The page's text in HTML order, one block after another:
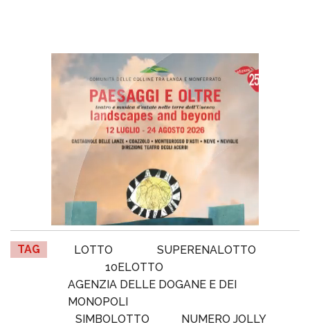
TAG LOTTO
SUPERENALOTTO
10ELOTTO
AGENZIA DELLE DOGANE E DEI
MONOPOLI
SIMBOLOTTO
NUMERO JOLLY